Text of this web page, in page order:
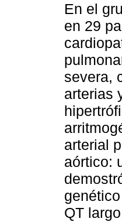
En el
en 29
severa,
arterias
arterial
aórtico:
QT